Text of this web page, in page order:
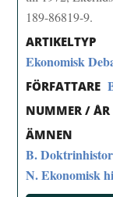
189-86819-9.
ARTIKELTYP
Ekonomisk
FÖRFATTARE
NUMMER / ÅR
ÄMNEN
B.
N. Ekonomisk